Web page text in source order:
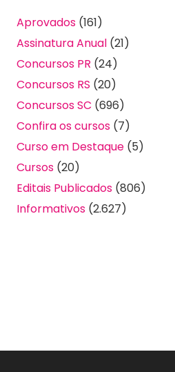
Aprovados (161)
Assinatura Anual (21)
Concursos PR (24)
Concursos RS (20)
Concursos SC (696)
Confira os cursos (7)
Curso em Destaque (5)
Cursos (20)
Editais Publicados (806)
Informativos (2.627)